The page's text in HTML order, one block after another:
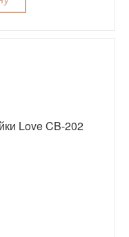
Love CB-202